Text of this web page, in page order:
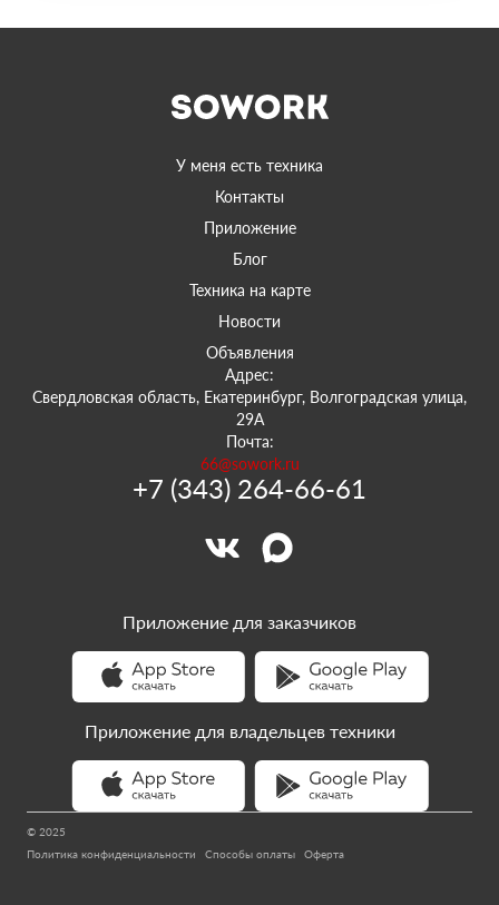
У меня есть техника
Контакты
Приложение
Блог
Техника на карте
Новости
Объявления
Адрес:
Свердловская область, Екатеринбург, Волгоградская улица,
29А
Почта:
66@sowork.ru
+7 (343) 264-66-61
© 2025
Политика конфиденциальности
Способы оплаты Оферта
Приложение для заказчиков
Приложение для владельцев техники